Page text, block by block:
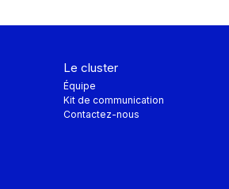
Le cluster
Équipe
Kit de communication
Contactez-nous